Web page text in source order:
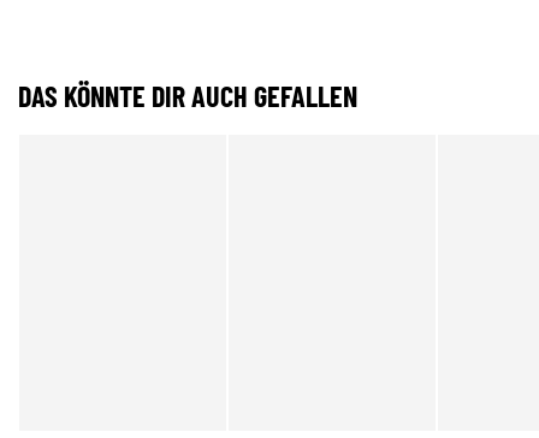
DAS KÖNNTE DIR AUCH GEFALLEN